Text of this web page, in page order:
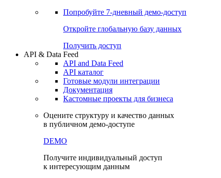
Попробуйте 7-дневный демо-доступ
Откройте глобальную базу данных
Получить доступ
API & Data Feed
API and Data Feed
API каталог
Готовые модули интеграции
Документация
Кастомные проекты для бизнеса
Оцените структуру и качество данных
в публичном демо-доступе
DEMO
Получите индивидуальный доступ
к интересующим данным